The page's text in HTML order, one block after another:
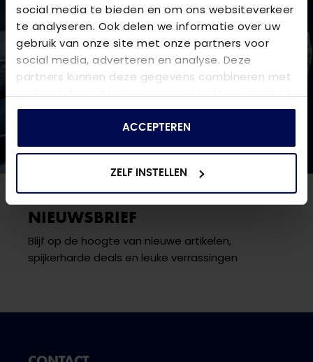
social media te bieden en om ons websiteverkeer
te analyseren. Ook delen we informatie over uw
gebruik van onze site met onze partners voor
social media, adverteren en analyse. Deze
partners kunnen deze gegevens combineren met
andere informatie die u aan ze heeft verstrekt of
die ze hebben verzameld op basis van uw gebruik
ACCEPTEREN
ZELF INSTELLEN
NIEUWSBRIEF
Blijf op de hoogte van nieuwe artikelen,
spijkerharde deals en leuke verrassingen